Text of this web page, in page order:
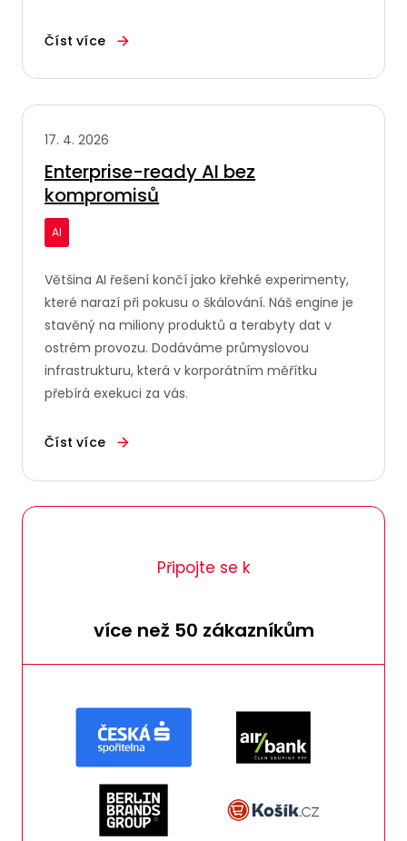
Číst více
17. 4. 2026
Enterprise-ready AI bez
kompromisů
AI
Většina AI řešení končí jako křehké experimenty,
které narazí při pokusu o škálování. Náš engine je
stavěný na miliony produktů a terabyty dat v
ostrém provozu. Dodáváme průmyslovou
infrastrukturu, která v korporátním měřítku
přebírá exekuci za vás.
Číst více
Připojte se k
více než 50 zákazníkům